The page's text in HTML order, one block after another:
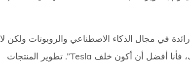
قال ماسك في يناير: “لن أكون على استعداد لأن تكون Tesla رائدة في مجال الذكاء الاصطناعي والروبوتات ولكن لا
تحصل على 25% من حقوق التصويت… ما لم يكن الأمر كذلك، فأنا أفضل أن أكون خلف Tesla”. تطوير المنتجات